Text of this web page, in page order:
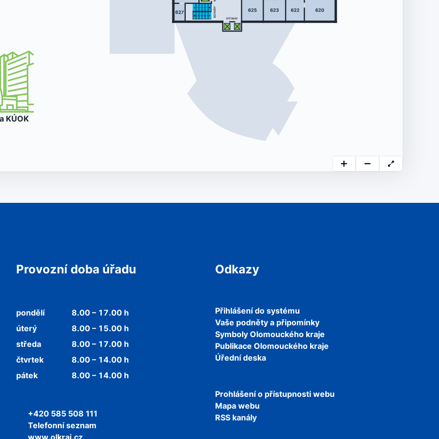
KÚOK
Provozní doba úřadu
pondělí
8.00 – 17.00 h
úterý
8.00 – 15.00 h
středa
8.00 – 17.00 h
čtvrtek
8.00 – 14.00 h
pátek
8.00 – 14.00 h
+420 585 508 111
Telefonní seznam
www.olkraj.cz
Odkazy
Přihlášení do systému
Vaše podněty a připomínky
Symboly Olomouckého kraje
Publikace Olomouckého kraje
Úřední deska
Prohlášení o přístupnosti webu
Mapa webu
RSS kanály